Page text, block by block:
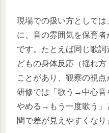
現場での扱い方として
に、音の雰囲気を保育
です。たとえば同じ歌
どもの身体反応（揺れ
ことがあり、観察の視
研修では「歌う→中心
やめる→もう一度歌う」
間で差が見えやすくなり